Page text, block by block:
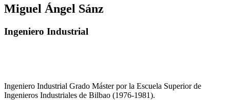
Miguel Ángel Sánz
Ingeniero Industrial
Ingeniero Industrial Grado Máster por la Escuela Superior de
Ingenieros Industriales de Bilbao (1976-1981).